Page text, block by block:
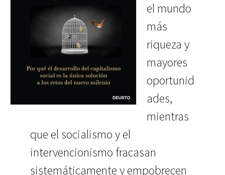
el mundo
más
riqueza y
mayores
oportunid
ades,
mientras
que el socialismo y el
intervencionismo fracasan
sistemáticamente y empobrecen